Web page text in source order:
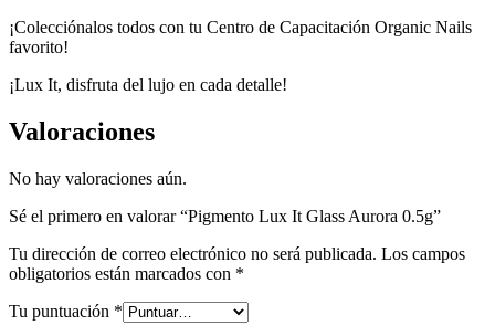
¡Colecciónalos todos con tu Centro de Capacitación Organic Nails
favorito!
¡Lux It, disfruta del lujo en cada detalle!
Valoraciones
No hay valoraciones aún.
Sé el primero en valorar “Pigmento Lux It Glass Aurora 0.5g”
Tu dirección de correo electrónico no será publicada. Los campos
obligatorios están marcados con *
Tu puntuación *